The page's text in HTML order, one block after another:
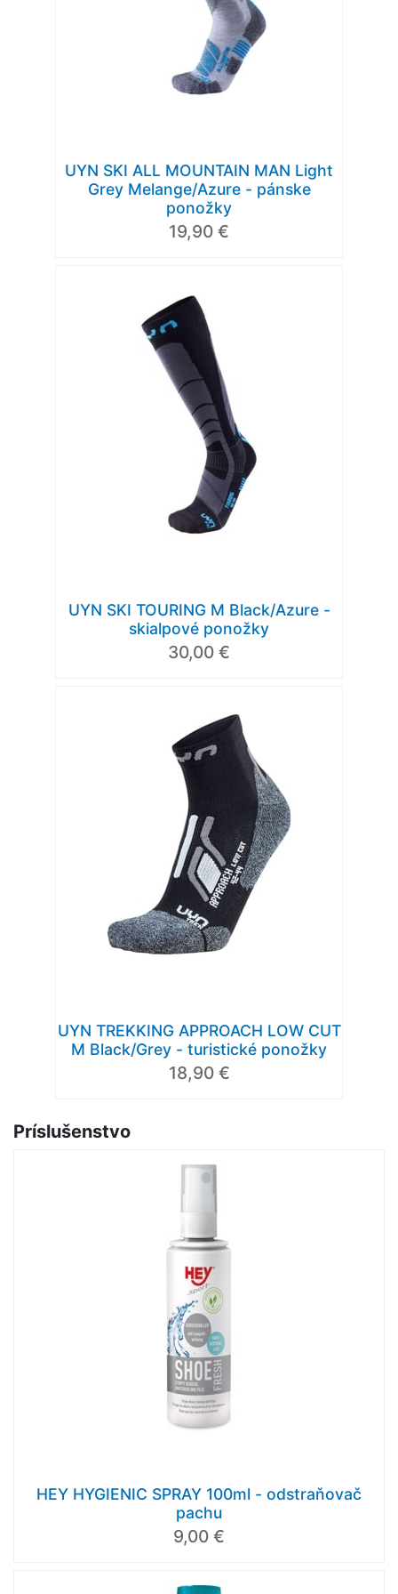
UYN SKI ALL MOUNTAIN MAN Light
Grey Melange/Azure - pánske
ponožky
19,90 €
UYN SKI TOURING M Black/Azure -
skialpové ponožky
30,00 €
UYN TREKKING APPROACH LOW CUT
M Black/Grey - turistické ponožky
18,90 €
Príslušenstvo
HEY HYGIENIC SPRAY 100ml - odstraňovač
pachu
9,00 €